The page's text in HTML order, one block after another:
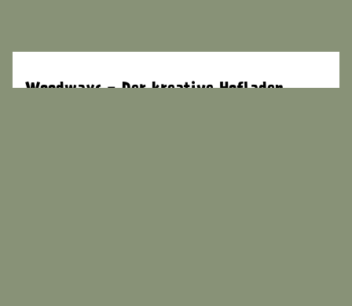
Woodways - Der kreative Hofladen